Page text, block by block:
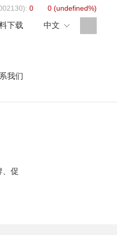
下载
我们
中文
0 0 (undefined%)
源发电
、促